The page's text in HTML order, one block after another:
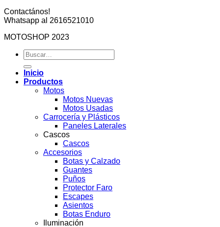
Contactános!
Whatsapp al 2616521010
MOTOSHOP 2023
Buscar
por:
Inicio
Productos
Motos
Motos Nuevas
Motos Usadas
Carrocería y Plásticos
Paneles Laterales
Cascos
Cascos
Accesorios
Botas y Calzado
Guantes
Puños
Protector Faro
Escapes
Asientos
Botas Enduro
Iluminación